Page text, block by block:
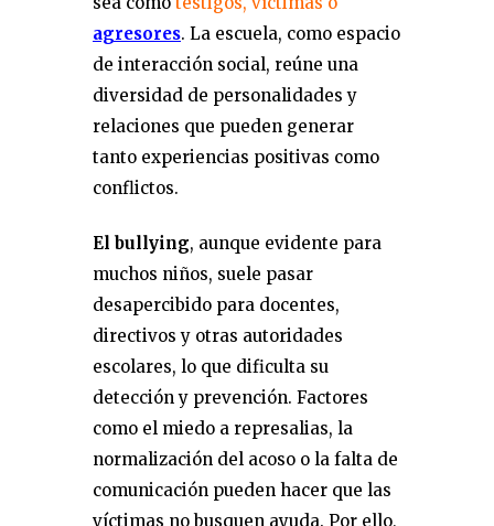
agresores. La escuela, como espacio
de interacción social, reúne una
diversidad de personalidades y
relaciones que pueden generar
tanto experiencias positivas como
conflictos.
El bullying, aunque evidente para
muchos niños, suele pasar
desapercibido para docentes,
directivos y otras autoridades
escolares, lo que dificulta su
detección y prevención. Factores
como el miedo a represalias, la
normalización del acoso o la falta de
comunicación pueden hacer que las
víctimas no busquen ayuda. Por ello,